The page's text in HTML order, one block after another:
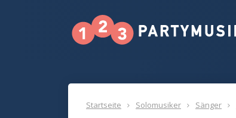
Startseite Solomusiker Sänger